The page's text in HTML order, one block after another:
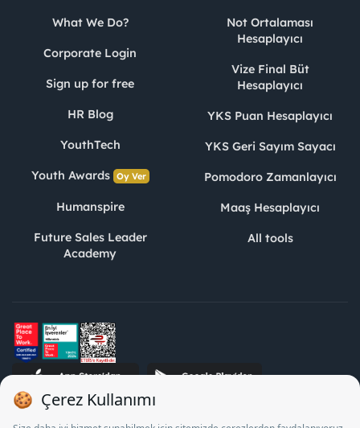
What We Do?
Corporate Login
Sign up for free
HR Blog
YouthTech
Youth Awards Oy Ver
Humanspire
Future Sales Leader
Academy
Not Ortalaması
Hesaplayıcı
Vize Final Büt
Hesaplayıcı
YKS Puan Hesaplayıcı
YKS Geri Sayım Sayacı
Pomodoro Zamanlayıcı
Maaş Hesaplayıcı
All tools